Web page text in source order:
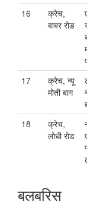
16
क्रेच,
बाबर रोड
17
क्रेच, न्यू
मोती बाग
18
क्रेच,
लोधी रोड
बलबरिस